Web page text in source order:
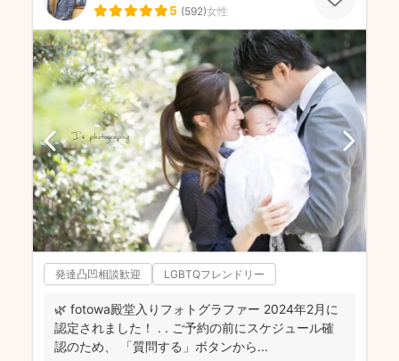
5 (592)女性
発達凸凹相談歓迎 LGBTQフレンドリー
🌿 fotowa殿堂入りフォトグラファー 2024年2月に
認定されました！ . . ご予約の前にスケジュール確
認のため、 「質問する」ボタンから...